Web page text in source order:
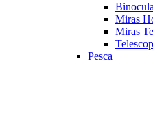
Miras
Miras
Pesca